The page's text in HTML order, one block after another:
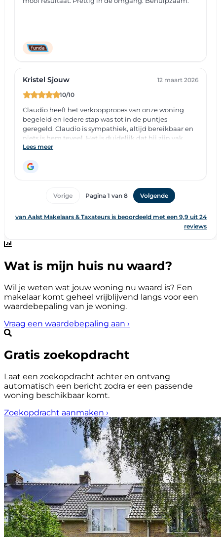
Wat is mijn huis nu waard?
Wil je weten wat jouw woning nu waard is? Een
makelaar komt geheel vrijblijvend langs voor een
waardebepaling van je woning.
Vraag een waardebepaling aan ›
Gratis zoekopdracht
Laat een zoekopdracht achter en ontvang
automatisch een bericht zodra er een passende
woning beschikbaar komt.
Zoekopdracht aanmaken ›